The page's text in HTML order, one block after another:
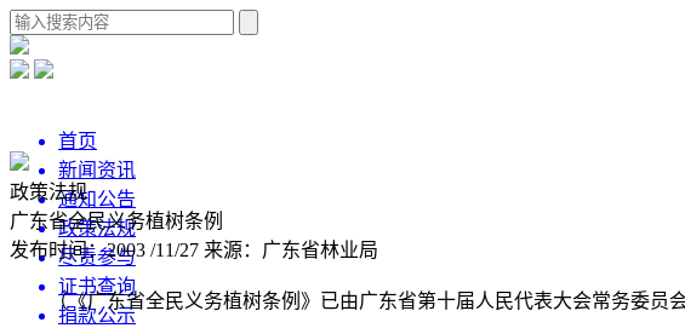
首页
新闻资讯
通知公告
政策法规
尽责参与
证书查询
捐款公示
政策法规
广东省全民义务植树条例
发布时间：2003 /11/27 来源：广东省林业局
（《广东省全民义务植树条例》已由广东省第十届人民代表大会常务委员